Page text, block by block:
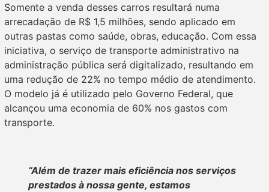
Somente a venda desses carros resultará numa
arrecadação de R$ 1,5 milhões, sendo aplicado em
outras pastas como saúde, obras, educação. Com essa
iniciativa, o serviço de transporte administrativo na
administração pública será digitalizado, resultando em
uma redução de 22% no tempo médio de atendimento.
O modelo já é utilizado pelo Governo Federal, que
alcançou uma economia de 60% nos gastos com
transporte.
“Além de trazer mais eficiência nos serviços
prestados à nossa gente, estamos